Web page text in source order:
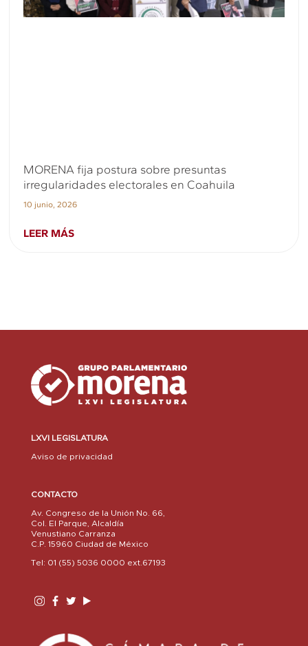
MORENA fija postura sobre presuntas
irregularidades electorales en Coahuila
10 junio, 2026
LEER MÁS
LXVI LEGISLATURA
Aviso de privacidad
CONTACTO
Av. Congreso de la Unión No. 66,
Col. El Parque, Alcaldía
Venustiano Carranza
C.P. 15960 Ciudad de México
Tel: 01 (55) 5036 0000 ext.67193